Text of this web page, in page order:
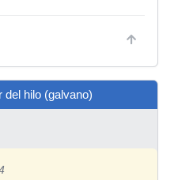
del hilo (galvano)